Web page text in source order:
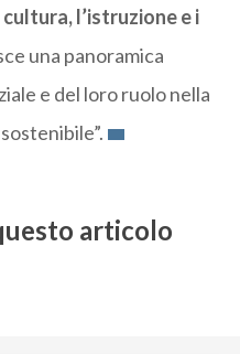
cultura, l’istruzione e i
una panoramica
e del loro ruolo nella
articolo